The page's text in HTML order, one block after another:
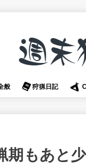
般 狩猟日記
期もあと